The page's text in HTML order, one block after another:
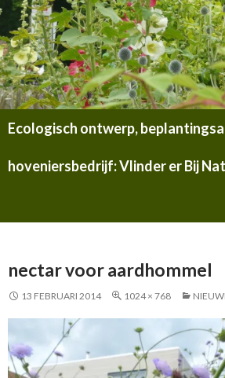
Ecologisch ontwerp,
hoveniersbedrijf: Vlinder er Bij
NAAR
INHOUD
nectar voor aardhommel
13 FEBRUARI 2014 1024 × 768